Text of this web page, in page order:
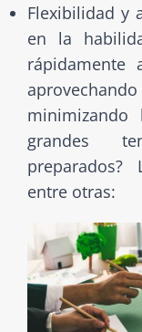
Flexibilidad y
en la
rápidamente
minimizando
grandes
preparados?
entre otras: